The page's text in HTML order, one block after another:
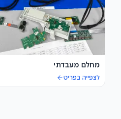
מחלם מעבדתי
לצפייה בפריט